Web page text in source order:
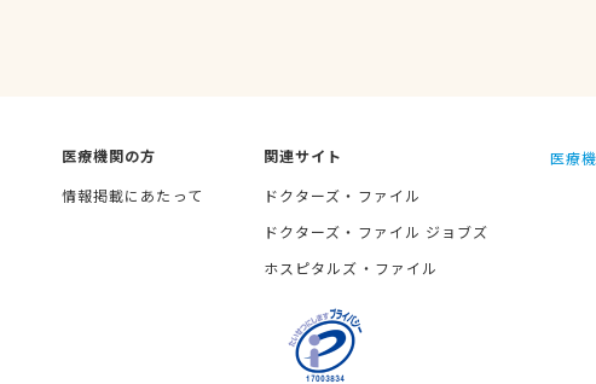
医療機関の方
情報掲載にあたって
関連サイト
ドクターズ・ファイル
ドクターズ・ファイル ジョブズ
ホスピタルズ・ファイル
医療